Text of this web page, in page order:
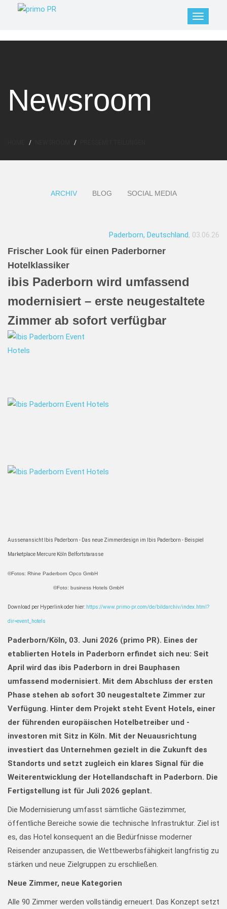
Newsroom
ARCHIV BLOG SOCIAL MEDIA
Paderborn, Deutschland, 03.06.26
Frischer Look für einen Paderborner
Hotelklassiker
ibis Paderborn wird umfassend
modernisiert – erste neugestaltete
Zimmer ab sofort verfügbar
Aussenansicht Ibis Paderborn - Das neue Zimmerdesign im Ibis Paderborn - Beispiel
Marketplace Mercure Köln Belfortstarasse
©Fotos: Rhine Paderborn Opco GmbH
©Foto: business Hotels GmbH
Download per Hyperlink oder hier: https://www.primo-pr.com/de/bildarchiv/index.html?
dir=event_hotels
Paderborn/Köln, 03. Juni 2026 (primo PR). Eines der
etablierten Hotels in Paderborn erfindet sich neu: Seit
April wird das ibis Paderborn in drei Bauphasen
umfassend modernisiert. Mit dem Abschluss der ersten
Phase stehen ab sofort 30 neugestaltete Zimmer zur
Verfügung. Hinter dem Projekt steht Event Hotels, einer
der führenden europäischen Hotelbetreiber und -
investoren mit Sitz in Köln. Mit der Neuausrichtung
investiert das Unternehmen gezielt in die Zukunft des
Standorts und setzt zugleich ein klares Signal für die
Weiterentwicklung der Hotellandschaft in Paderborn. Die
Fertigstellung ist für Juli 2026 geplant.
Die Modernisierung umfasst sämtliche Gästezimmer,
öffentliche Bereiche sowie die technische Infrastruktur. Ziel ist
es, das Hotel konsequent an die Bedürfnisse moderner
Reisender anzupassen, die Wettbewerbsfähigkeit langfristig zu
stärken und neue Zielgruppen zu erschließen.
Neue Zimmer, neue Kategorien
Alle 90 Zimmer werden vollständig erneuert. Das Konzept setzt